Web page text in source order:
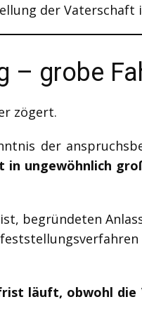
der Vaterschaft
– grobe
zögert.
der
ungewöhnlich
begründeten
läuft, obwohl